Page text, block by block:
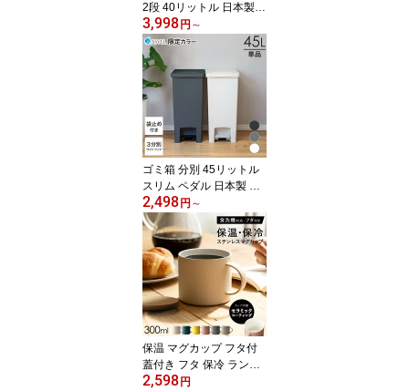
2段 40リットル 日本製
おしゃれ キッチン 収納
ボックス ふた付き 省ス
ペース 2分別 大容量 ワゴ
ン ダストボックス リビ
ング ごみ箱 ペダル式 ペ
ダル タオルラック フラ
ップ式 前開き 薄型 ワイ
ド アスベル ASVEL
3,998 円 ～
ゴミ箱 分別 45リットル
スリム ペダル 日本製 お
しゃれ キッチン ふた付
き 縦型 大容量 ワゴン 45
l ダストボックス リビン
グ ごみ箱 グレー ブラッ
ク ホワイト シンプル ス
タイリッシュ 【 アスベ
ル エバン ASVEL EBAN
EC ペダル スリム 45L 2
個セット 】
2,498 円 ～
保温 マグカップ フタ付
蓋付き フタ 保冷 ランキ
ング受賞 保温マグカップ
2,598 円